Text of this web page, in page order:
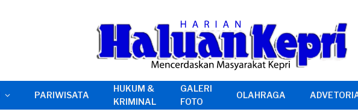
PARIWISATA
HUKUM &
KRIMINAL
GALERI
FOTO
OLAHRAGA